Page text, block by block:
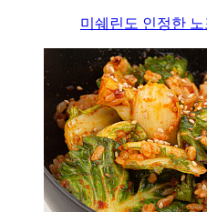
미쉐린도 인정한